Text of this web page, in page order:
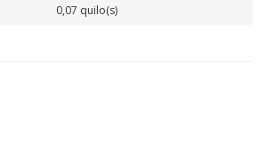
0,07 quilo(s)